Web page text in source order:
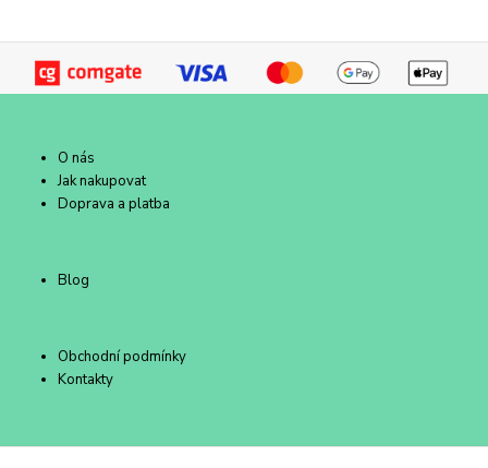
O nás
Jak nakupovat
Doprava a platba
Blog
Obchodní podmínky
Kontakty